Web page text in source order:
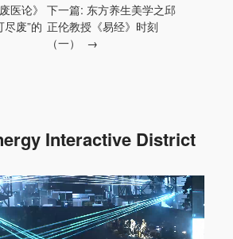
废医论》
废”的
下一篇: 东方养生美学之邱
正伦教授《易经》时刻
（一）
→
Interactive District